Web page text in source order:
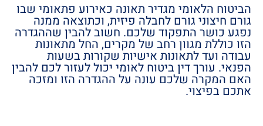
הביטוח הלאומי מגדיר תאונה כאירוע פתאומי שבו
גורם חיצוני גורם לחבלה פיזית, וכתוצאה ממנה
נפגע כושר התפקוד שלכם. חשוב להבין שההגדרה
הזו כוללת מגוון רחב של מקרים, החל מתאונות
עבודה ועד לתאונות אישיות שקורות בשעות
הפנאי. עורך דין ביטוח לאומי יכול לעזור לכם להבין
האם המקרה שלכם עונה על ההגדרה הזו ומזכה
אתכם בפיצוי.